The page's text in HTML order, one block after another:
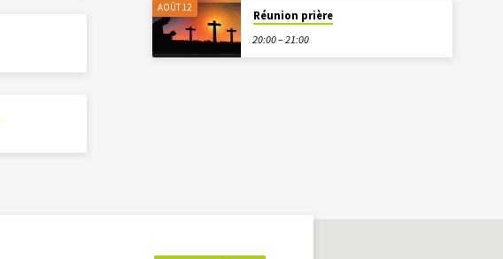
AOÛT 12
Réunion prière
20:00 – 21:00